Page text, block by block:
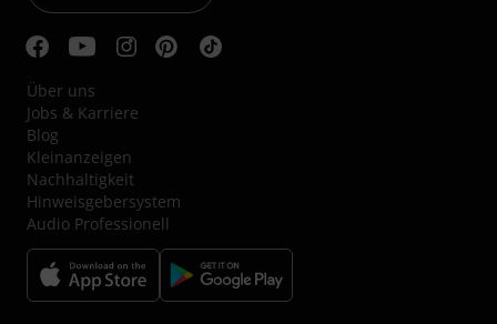
Über uns
Jobs & Karriere
Blog
Kleinanzeigen
Nachhaltigkeit
Hinweisgebersystem
Audio Professionell